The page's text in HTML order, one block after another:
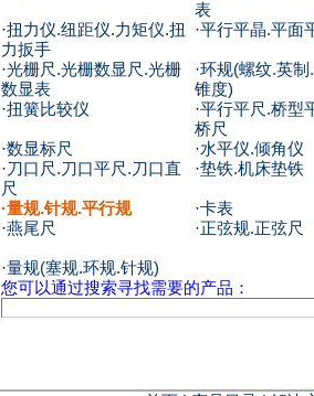
表
·扭力仪.纽距仪.力矩仪.扭
力扳手
·平行平晶.平面
·光栅尺.光栅数显尺.光栅
数显表
·环规(螺纹.英制
锥度)
·扭簧比较仪 ·平行平尺.桥型
桥尺
·数显标尺 ·水平仪.倾角仪
·刀口尺.刀口平尺.刀口直
尺
·垫铁.机床垫铁
·量规.针规.平行规 ·卡表
·燕尾尺 ·正弦规.正弦尺
·量规(塞规.环规.针规)
您可以通过搜索寻找需要的产品：